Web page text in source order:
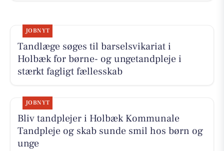
JOBNYT
Tandlæge søges til barselsvikariat i
Holbæk for børne- og ungetandpleje i
stærkt fagligt fællesskab
JOBNYT
Bliv tandplejer i Holbæk Kommunale
Tandpleje og skab sunde smil hos børn og
unge